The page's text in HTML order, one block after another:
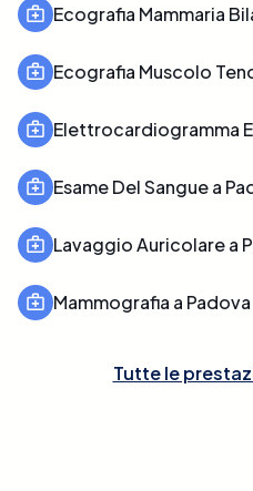
Ecografia Mammaria
Ecografia Muscolo
Elettrocardiogramma
Esame Del Sangue a
Lavaggio Auricolare a
Mammografia a Padova
Tutte le